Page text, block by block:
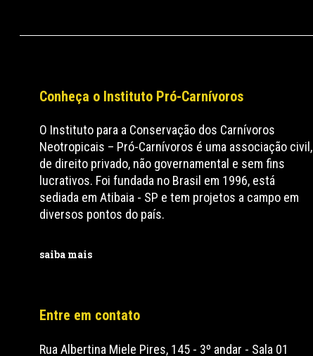
Conheça o Instituto Pró-Carnívoros
O Instituto para a Conservação dos Carnívoros
Neotropicais – Pró-Carnívoros é uma associação civil,
de direito privado, não governamental e sem fins
lucrativos. Foi fundada no Brasil em 1996, está
sediada em Atibaia - SP e tem projetos a campo em
diversos pontos do país.
saiba mais
Entre em contato
Rua Albertina Miele Pires, 145 - 3º andar - Sala 01